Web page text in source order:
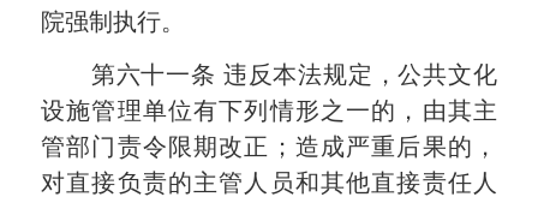
院强制执行。
第六十一条 违反本法规定，公共文化
设施管理单位有下列情形之一的，由其主
管部门责令限期改正；造成严重后果的，
对直接负责的主管人员和其他直接责任人